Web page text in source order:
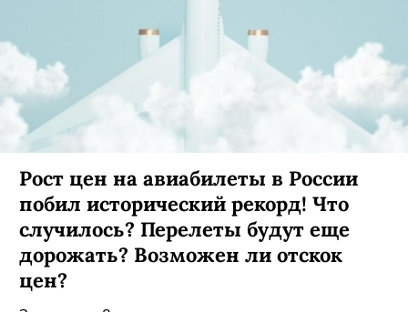
Рост цен на авиабилеты в России
побил исторический рекорд! Что
случилось? Перелеты будут еще
дорожать? Возможен ли отскок
цен?